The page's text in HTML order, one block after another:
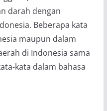
darah dengan
Beberapa kata
maupun dalam
di Indonesia sama
kata dalam bahasa